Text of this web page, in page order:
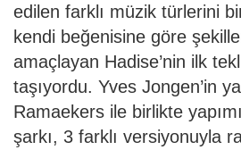
edilen farklı müzik türlerini
kendi beğenisine göre
amaçlayan Hadise’nin ilk
taşıyordu. Yves Jongen’in
Ramaekers ile birlikte
şarkı, 3 farklı versiyonuyla